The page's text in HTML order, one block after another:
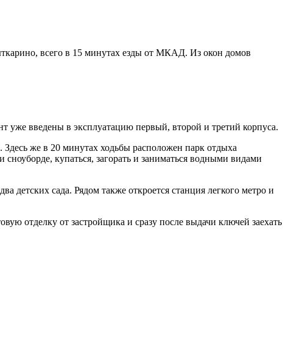
всего в 15 минутах езды от МКАД. Из окон домов
введены в эксплуатацию первый, второй и третий корпуса.
же в 20 минутах ходьбы расположен парк отдыха
купаться, загорать и заниматься водными видами
детских сада. Рядом также откроется станция легкого метро и
отделку от застройщика и сразу после выдачи ключей заехать